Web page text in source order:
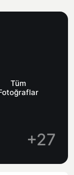
Tüm
+27